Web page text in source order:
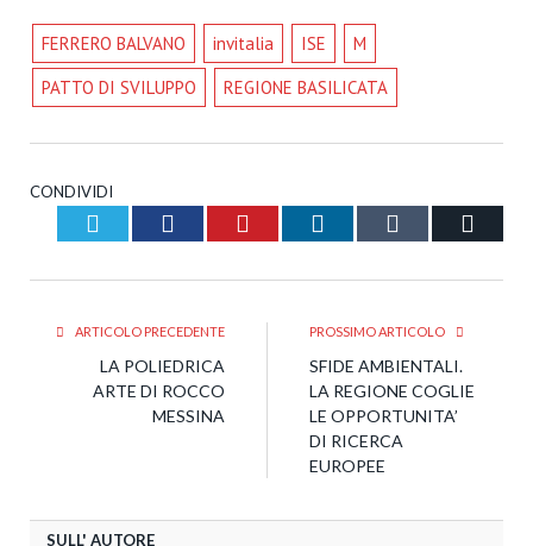
FERRERO BALVANO invitalia ISE
M
PATTO DI SVILUPPO
REGIONE BASILICATA
CONDIVIDI
Twitter Facebook Pinterest LinkedIn Tumblr
ARTICOLO PRECEDENTE
LA POLIEDRICA
ARTE DI ROCCO
MESSINA
PROSSIMO ARTICOLO
SFIDE AMBIENTALI.
LA REGIONE COGLIE
LE OPPORTUNITA’
DI RICERCA
EUROPEE
SULL' AUTORE